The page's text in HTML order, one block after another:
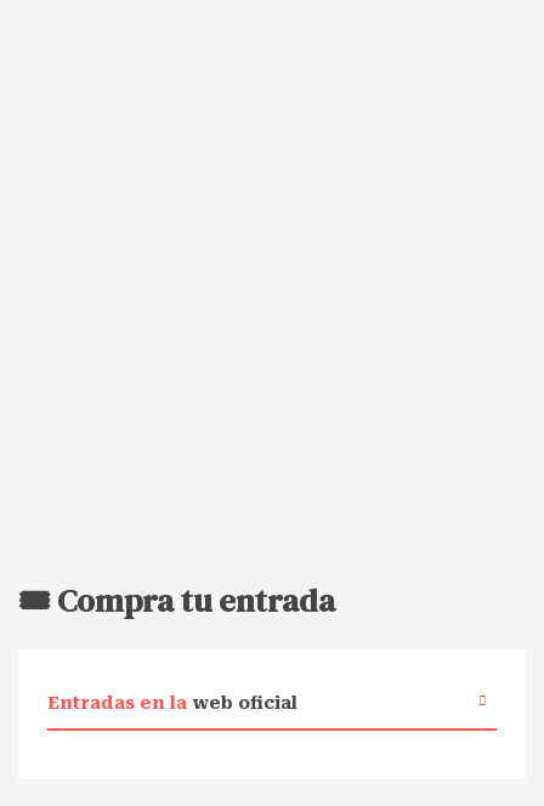
🎟️ Compra tu entrada
Entradas en la web oficial